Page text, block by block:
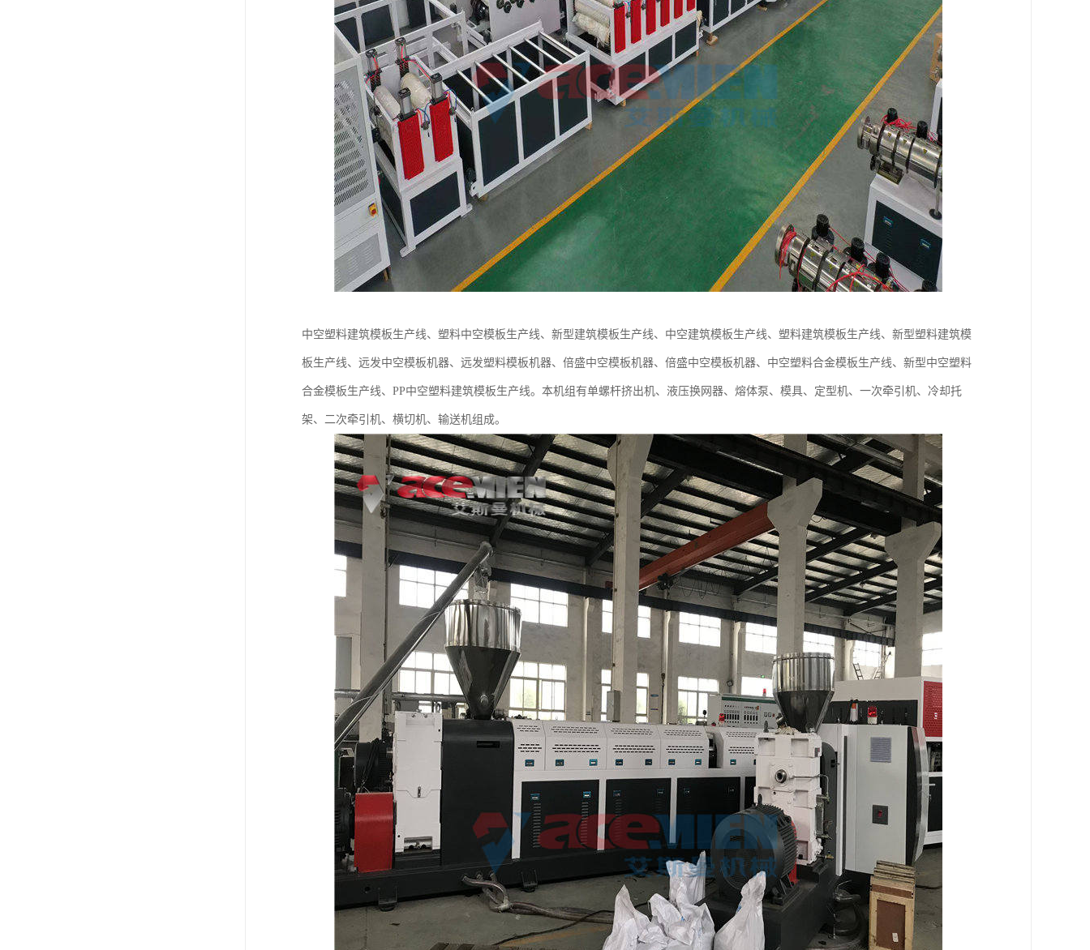
中空塑料建筑模板生产线、塑料中空模板生产线、新型建筑模板生产线、中空建筑模板生产线、塑料建筑模板生产线、新型塑料建筑模
板生产线、远发中空模板机器、远发塑料模板机器、倍盛中空模板机器、倍盛中空模板机器、中空塑料合金模板生产线、新型中空塑料
合金模板生产线、PP中空塑料建筑模板生产线。本机组有单螺杆挤出机、液压换网器、熔体泵、模具、定型机、一次牵引机、冷却托
架、二次牵引机、横切机、输送机组成。